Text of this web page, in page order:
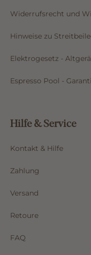
Widerrufsrecht und
Hinweise zu
Elektrogesetz -
Espresso Pool -
Hilfe & Service
Kontakt & Hilfe
Zahlung
Versand
Retoure
FAQ